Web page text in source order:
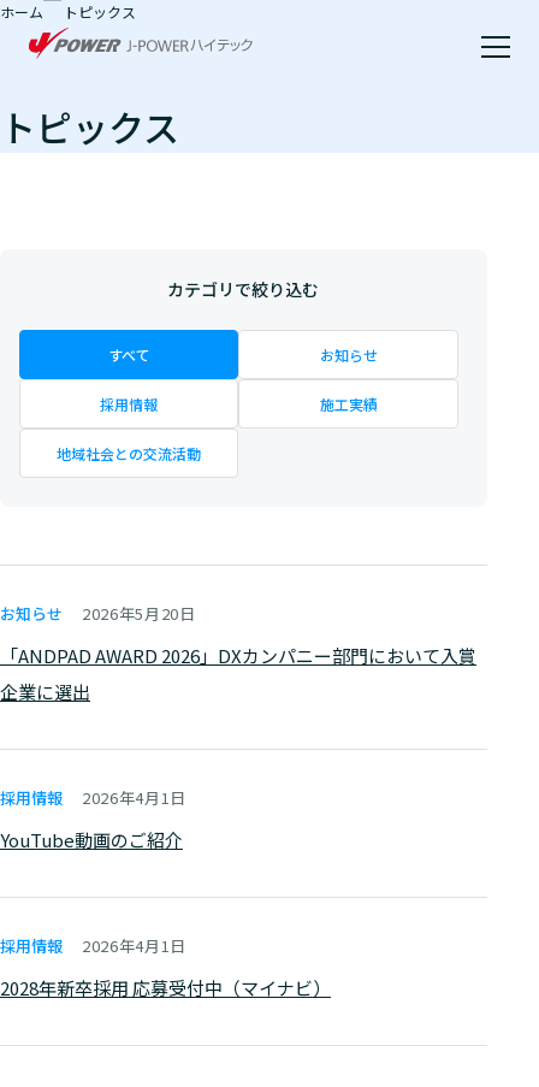
本文へ移動
ホーム トピックス
トピックス
カテゴリで絞り込む
すべて お知らせ
採用情報 施工実績
地域社会との交流活動
お知らせ 2026年5月20日
「ANDPAD AWARD 2026」DXカンパニー部門において入賞
企業に選出
採用情報 2026年4月1日
YouTube動画のご紹介
採用情報 2026年4月1日
2028年新卒採用 応募受付中（マイナビ）